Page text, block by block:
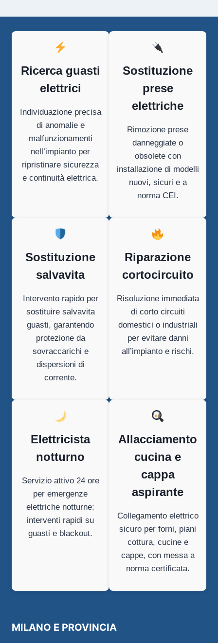
Ricerca guasti
elettrici
Individuazione precisa
di anomalie e
malfunzionamenti
nell’impianto per
ripristinare sicurezza
e continuità elettrica.
Sostituzione
prese
elettriche
Rimozione prese
danneggiate o
obsolete con
installazione di modelli
nuovi, sicuri e a
norma CEI.
Sostituzione
salvavita
Intervento rapido per
sostituire salvavita
guasti, garantendo
protezione da
sovraccarichi e
dispersioni di
corrente.
Riparazione
cortocircuito
Risoluzione immediata
di corto circuiti
domestici o industriali
per evitare danni
all’impianto e rischi.
Elettricista
notturno
Servizio attivo 24 ore
per emergenze
elettriche notturne:
interventi rapidi su
guasti e blackout.
Allacciamento
cucina e
cappa
aspirante
Collegamento elettrico
sicuro per forni, piani
cottura, cucine e
cappe, con messa a
norma certificata.
MILANO E PROVINCIA